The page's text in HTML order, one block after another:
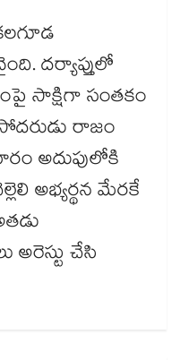
దర్యాప్తులో
సాక్షిగా సంతకం
రాజం
అదుపులోకి
అభ్యర్థన మేరకే
చేసి